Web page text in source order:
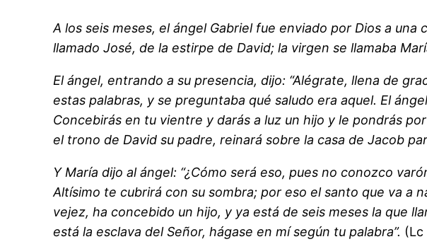
A los seis meses, el ángel Gabriel fue enviado por Dios a
llamado José, de la estirpe de David; la virgen se llamaba
El ángel, entrando a su presencia, dijo: “Alégrate, llena de
estas palabras, y se preguntaba qué saludo era aquel. El
Concebirás en tu vientre y darás a luz un hijo y le pondrás
el trono de David su padre, reinará sobre la casa de Jacob
Y María dijo al ángel: “¿Cómo será eso, pues no conozco
Altísimo te cubrirá con su sombra; por eso el santo que va a
vejez, ha concebido un hijo, y ya está de seis meses la que
está la esclava del Señor, hágase en mí según tu palabra”. (Lc